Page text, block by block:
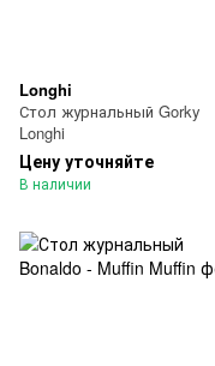
Longhi
Стол журнальный Gorky
Longhi
Цену уточняйте
В наличии